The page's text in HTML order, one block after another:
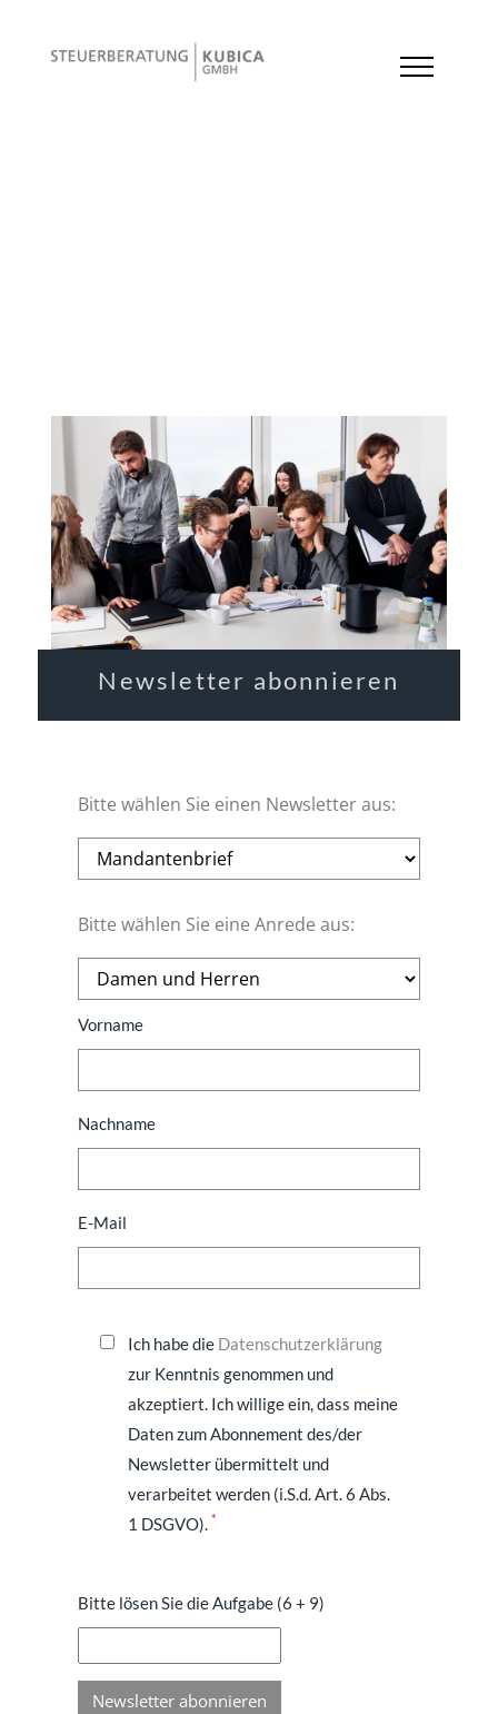
Newsletter abonnieren
Bitte wählen Sie einen Newsletter aus:
Bitte wählen Sie eine Anrede aus:
Vorname
Nachname
E-Mail
Ich habe die Datenschutzerklärung
zur Kenntnis genommen und
akzeptiert. Ich willige ein, dass meine
Daten zum Abonnement des/der
Newsletter übermittelt und
verarbeitet werden (i.S.d. Art. 6 Abs.
1 DSGVO). *
Bitte lösen Sie die Aufgabe (6 + 9)
Newsletter abonnieren